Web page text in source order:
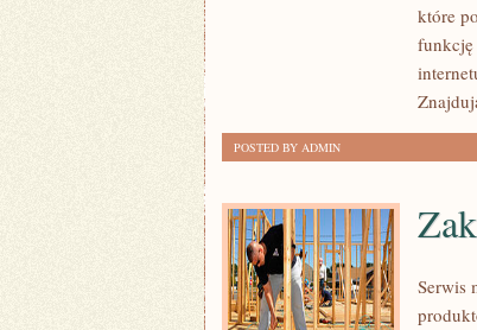
które
funkcję
POSTED BY ADMIN
Serwis